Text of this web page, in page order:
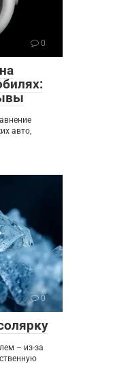
0
авто,
0
– из-за